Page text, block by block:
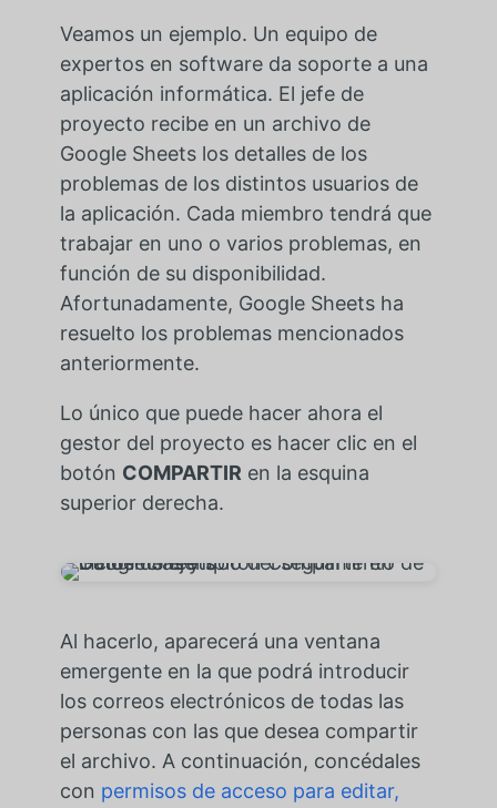
Veamos un ejemplo. Un equipo de
expertos en software da soporte a una
aplicación informática. El jefe de
proyecto recibe en un archivo de
Google Sheets los detalles de los
problemas de los distintos usuarios de
la aplicación. Cada miembro tendrá que
trabajar en uno o varios problemas, en
función de su disponibilidad.
Afortunadamente, Google Sheets ha
resuelto los problemas mencionados
anteriormente.
Lo único que puede hacer ahora el
gestor del proyecto es hacer clic en el
botón COMPARTIRen la esquina
superior derecha.
Al hacerlo, aparecerá una ventana
emergente en la que podrá introducir
los correos electrónicos de todas las
personas con las que desea compartir
el archivo. A continuación, concédales
con permisos de acceso para editar,